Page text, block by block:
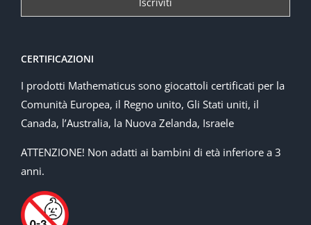
CERTIFICAZIONI
I prodotti Mathematicus sono giocattoli certificati per la
Comunità Europea, il Regno unito, Gli Stati uniti, il
Canada, l’Australia, la Nuova Zelanda, Israele
ATTENZIONE! Non adatti ai bambini di età inferiore a 3
anni.